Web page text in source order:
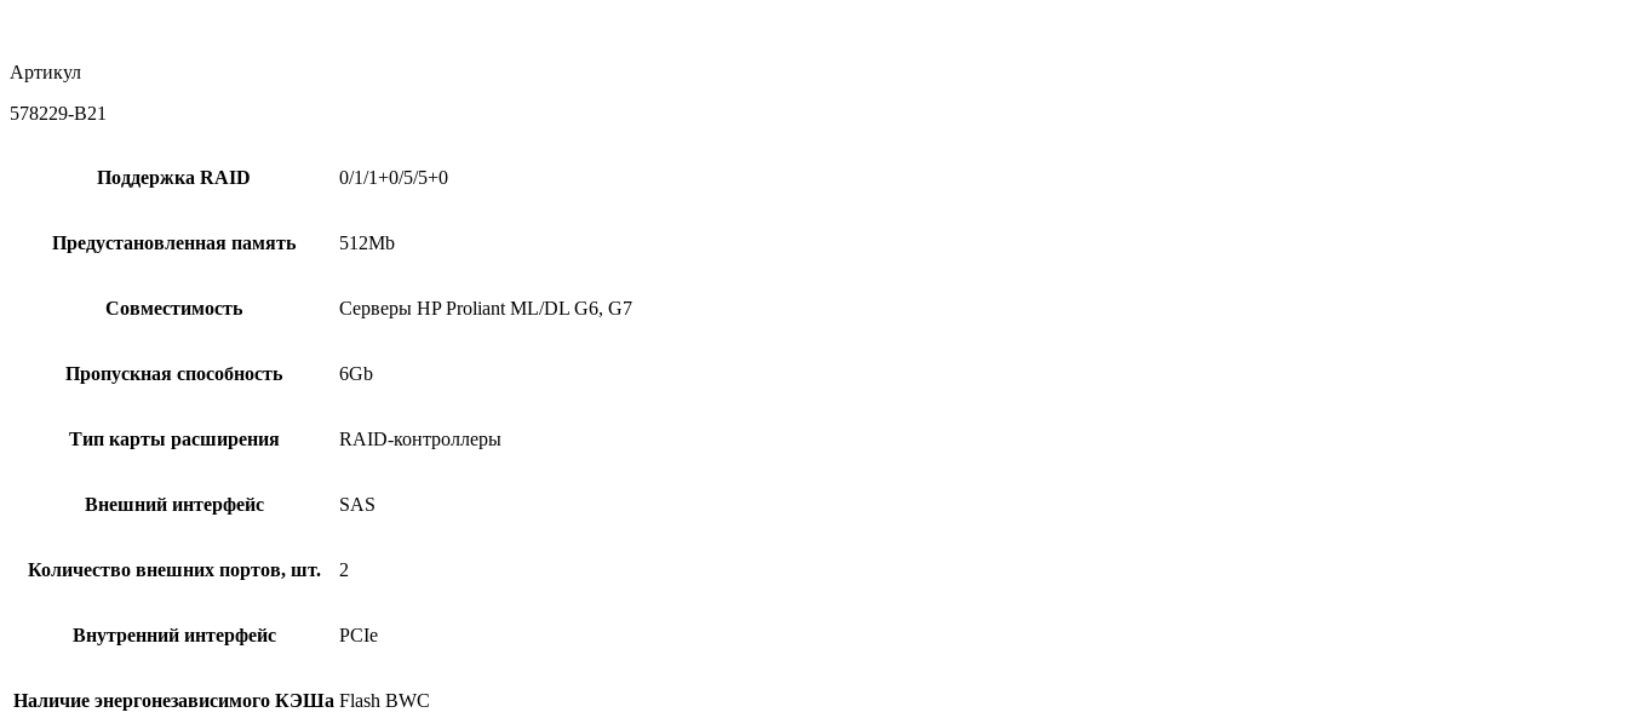
Артикул
578229-B21
Поддержка RAID 0/1/1+0/5/5+0
Предустановленная память 512Mb
Совместимость Серверы HP Proliant ML/DL G6, G7
Пропускная способность 6Gb
Тип карты расширения RAID-контроллеры
Внешний интерфейс SAS
Количество внешних портов, шт. 2
Внутренний интерфейс PCIe
Наличие энергонезависимого КЭШа Flash BWC